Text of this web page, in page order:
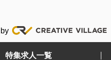
特集求人一覧